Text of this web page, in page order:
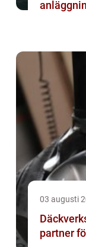
03 augusti
partner